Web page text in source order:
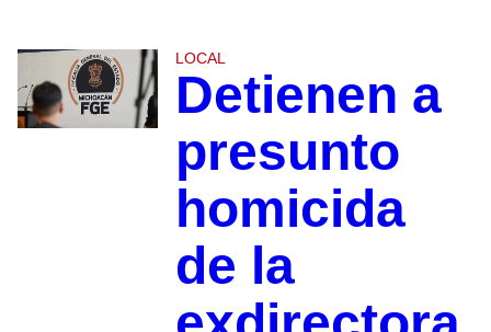
LOCAL
Detienen a
presunto
homicida
de la